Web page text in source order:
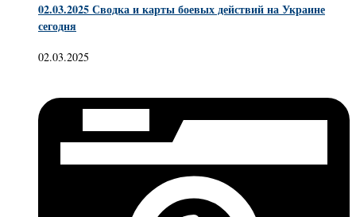
02.03.2025 Сводка и карты боевых действий на Украине
сегодня
02.03.2025